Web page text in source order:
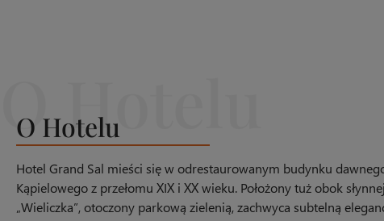
O Hotelu
Hotel Grand Sal mieści się w odrestaurowanym budynku
Kąpielowego z przełomu XIX i XX wieku. Położony tuż obok
„Wieliczka”, otoczony parkową zielenią, zachwyca subtelną